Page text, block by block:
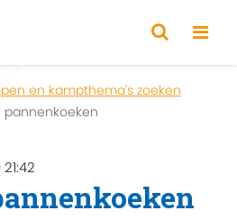
en kampthema's zoeken
pannenkoeken